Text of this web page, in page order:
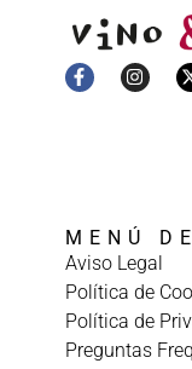
MENÚ
Aviso Legal
Política de
Política de
Preguntas